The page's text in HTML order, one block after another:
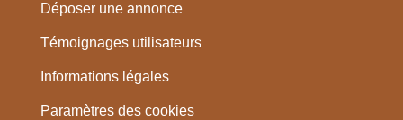
Déposer une annonce
Témoignages utilisateurs
Informations légales
Paramètres des cookies